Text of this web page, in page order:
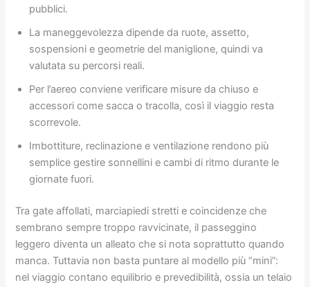
pubblici.
La maneggevolezza dipende da ruote, assetto,
sospensioni e geometrie del maniglione, quindi va
valutata su percorsi reali.
Per l’aereo conviene verificare misure da chiuso e
accessori come sacca o tracolla, così il viaggio resta
scorrevole.
Imbottiture, reclinazione e ventilazione rendono più
semplice gestire sonnellini e cambi di ritmo durante le
giornate fuori.
Tra gate affollati, marciapiedi stretti e coincidenze che
sembrano sempre troppo ravvicinate, il passeggino
leggero diventa un alleato che si nota soprattutto quando
manca. Tuttavia non basta puntare al modello più “mini”:
nel viaggio contano equilibrio e prevedibilità, ossia un telaio